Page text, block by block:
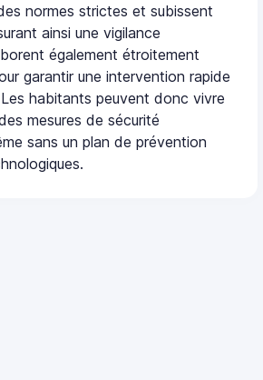
normes strictes et subissent
ainsi une vigilance
également étroitement
garantir une intervention rapide
habitants peuvent donc vivre
mesures de sécurité
sans un plan de prévention